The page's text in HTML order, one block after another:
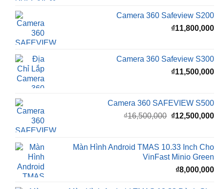
₫16,500,000.
Camera 360 Safeview S200
₫11,800,000
Camera 360 Safeview S300
₫11,500,000
Camera 360 SAFEVIEW S500
₫16,500,000 Giá
₫16,500,000.
₫12,500,000
Màn Hình Android TMAS 10.33 Inch Cho
VinFast Minio Green
₫8,000,000